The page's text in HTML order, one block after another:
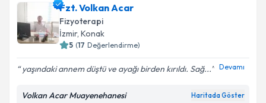
Takvim Talebini Gönder
Fzt. Mert Tırnovaiçin randevu takvimi talebi
oluşturun. Size bu uzmandan randevu almanız için bir
takvim hazırlandığında e-posta ile bilgilendireceğiz.
Fzt. Volkan Acar
Fizyoterapi
İzmir, Konak
5 (17 Değerlendirme)
yaşındaki annem düştü ve ayağı birden kırıldı. Sağ... Devamı
Volkan Acar Muayenehanesi Haritada Göster